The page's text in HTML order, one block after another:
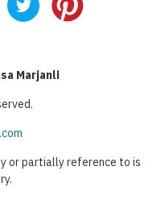
Marjanli
or partially reference to is